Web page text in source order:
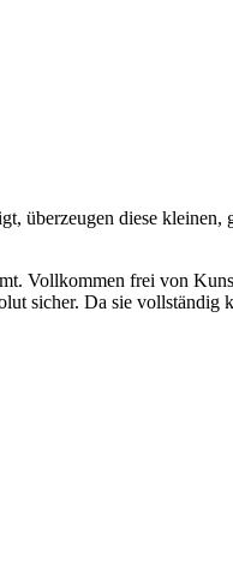
überzeugen diese kleinen,
Vollkommen frei von
sicher. Da sie vollständig